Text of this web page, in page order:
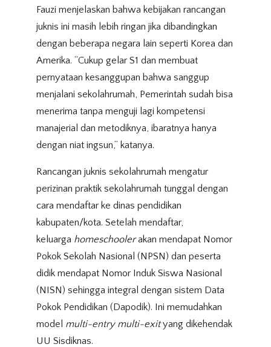
Fauzi menjelaskan bahwa kebijakan rancangan
juknis ini masih lebih ringan jika dibandingkan
dengan beberapa negara lain seperti Korea dan
Amerika. “Cukup gelar S1 dan membuat
pernyataan kesanggupan bahwa sanggup
menjalani sekolahrumah, Pemerintah sudah bisa
menerima tanpa menguji lagi kompetensi
manajerial dan metodiknya, ibaratnya hanya
dengan niat ingsun,” katanya.
Rancangan juknis sekolahrumah mengatur
perizinan praktik sekolahrumah tunggal dengan
cara mendaftar ke dinas pendidikan
kabupaten/kota. Setelah mendaftar,
keluarga homeschoolerakan mendapat Nomor
Pokok Sekolah Nasional (NPSN) dan peserta
didik mendapat Nomor Induk Siswa Nasional
(NISN) sehingga integral dengan sistem Data
Pokok Pendidikan (Dapodik). Ini memudahkan
model multi-entry multi-exityang dikehendak
UU Sisdiknas.